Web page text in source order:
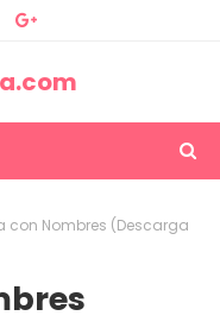
con Nombres (Descarga